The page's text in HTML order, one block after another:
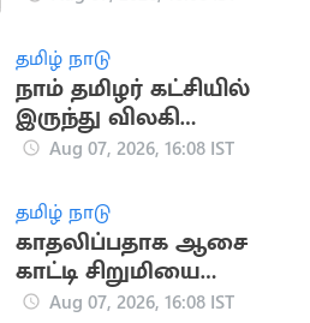
தமிழ் நாடு
நாம் தமிழர் கட்சியில்
இருந்து விலகி
தவெகவில் இணைந்த
Aug 07, 2026, 16:08 IST
தமிழ் நாடு
காதலிப்பதாக ஆசை
காட்டி சிறுமியை
பலாத்காரம் செய்த
Aug 07, 2026, 16:08 IST